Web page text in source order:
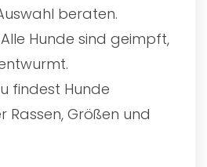
beraten.
Alle Hunde sind geimpft,
findest Hunde
Rassen, Größen und